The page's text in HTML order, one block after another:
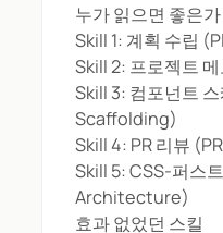
누가 읽으면 좋은가
Skill 1: 계획 수립
Skill 2: 프로젝트
Skill 3: 컴포넌트
Scaffolding)
Skill 4: PR 리뷰
Skill 5: CSS-퍼스
Architecture)
효과 없었던 스킬